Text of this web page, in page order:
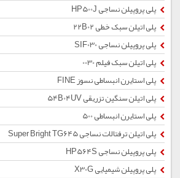
پلی پروپیلن نساجی HP500J
پلی اتیلن سبک خطی 22B02
پلی پروپیلن نساجی SIF030
پلی اتیلن سبک فیلم 0030
پلی استایرن انبساطی نسوز FINE
پلی اتیلن سنگین تزریقی 54B04UV
پلی استایرن انبساطی 500
پلی اتیلن ترفتالات نساجی Super Bright TG645
پلی پروپیلن نساجی HP564S
پلی پروپیلن شیمیایی X30G